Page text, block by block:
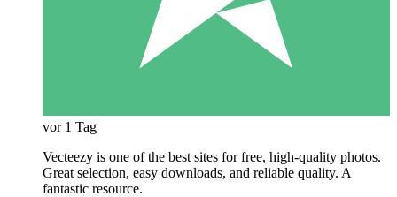
vor 1 Tag
Vecteezy is one of the best sites for free, high‑quality photos.
Great selection, easy downloads, and reliable quality. A
fantastic resource.